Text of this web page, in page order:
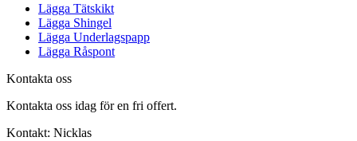
Lägga Tätskikt
Lägga Shingel
Lägga Underlagspapp
Lägga Råspont
Kontakta oss
Kontakta oss idag för en fri offert.
Kontakt: Nicklas